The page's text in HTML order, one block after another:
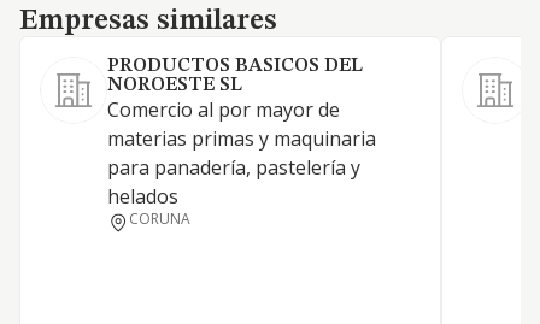
Empresas similares
Empresas similares
PRODUCTOS BASICOS DEL
NOROESTE SL
Comercio al por mayor de
materias primas y maquinaria
para panadería, pastelería y
helados
CORUNA